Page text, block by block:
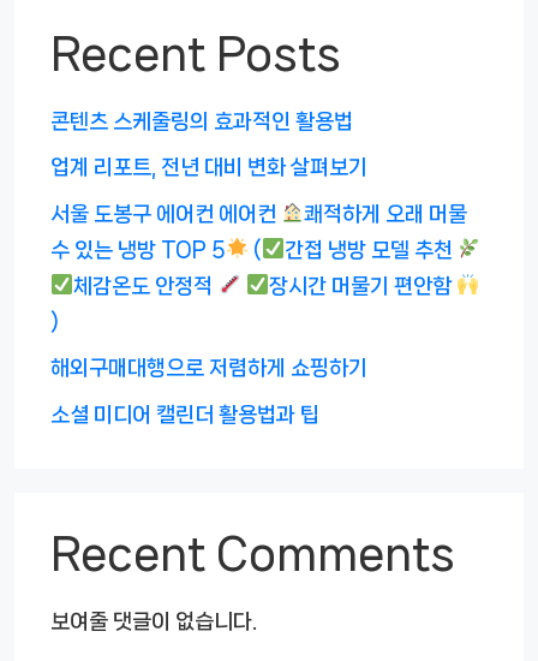
Recent Posts
콘텐츠 스케줄링의 효과적인 활용법
업계 리포트, 전년 대비 변화 살펴보기
서울 도봉구 에어컨 에어컨
쾌적하게 오래 머물
수 있는 냉방 TOP 5
(
간접 냉방 모델 추천
체감온도 안정적
장시간 머물기 편안함
)
해외구매대행으로 저렴하게 쇼핑하기
소셜 미디어 캘린더 활용법과 팁
Recent Comments
보여줄 댓글이 없습니다.